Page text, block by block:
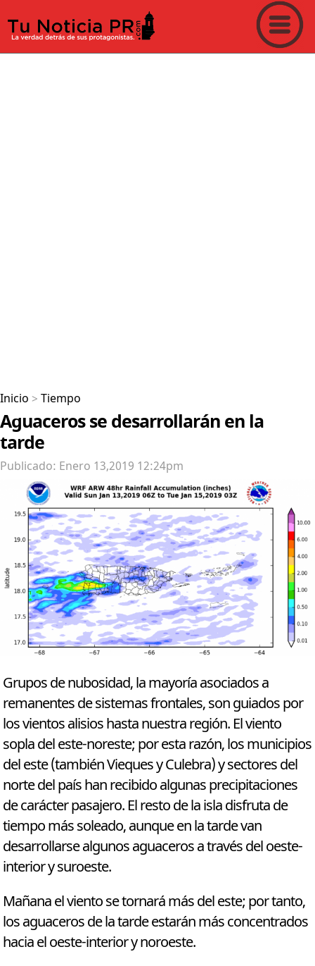
Inicio > Tiempo
Aguaceros se desarrollarán en la
tarde
Publicado: Enero 13,2019 12:24pm
Grupos de nubosidad, la mayoría asociados a
remanentes de sistemas frontales, son guiados por
los vientos alisios hasta nuestra región. El viento
sopla del este-noreste; por esta razón, los municipios
del este (también Vieques y Culebra) y sectores del
norte del país han recibido algunas precipitaciones
de carácter pasajero. El resto de la isla disfruta de
tiempo más soleado, aunque en la tarde van
desarrollarse algunos aguaceros a través del oeste-
interior y suroeste.
Mañana el viento se tornará más del este; por tanto,
los aguaceros de la tarde estarán más concentrados
hacia el oeste-interior y noroeste.